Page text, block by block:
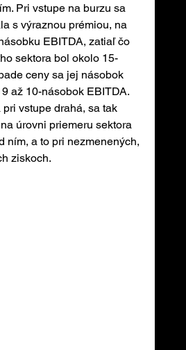
Pri vstupe na burzu sa
s výraznou prémiou, na
EBITDA, zatiaľ čo
sektora bol okolo 15-
ceny sa jej násobok
až 10-násobok EBITDA.
vstupe drahá, sa tak
úrovni priemeru sektora
ním, a to pri nezmenených,
ziskoch.